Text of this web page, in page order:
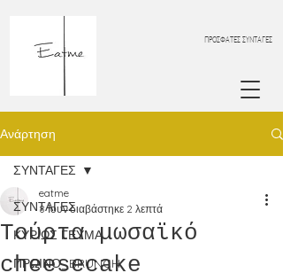
ΠΡΟΣΦΑΤΕΣ ΣΥΝΤΑΓΕΣ
Ανάρτηση
ΣΥΝΤΑΓΕΣ
ΚΥΡΙΩΣ ΓΕΥΜΑ
ΠΡΩΙΝΟ_BRUNCH
ΣΥΝΤΑΓΕΣ
Τούρτα μωσαϊκό
cheesecake
eatme
8 Ιουνδιαβάστηκε 2 λεπτά